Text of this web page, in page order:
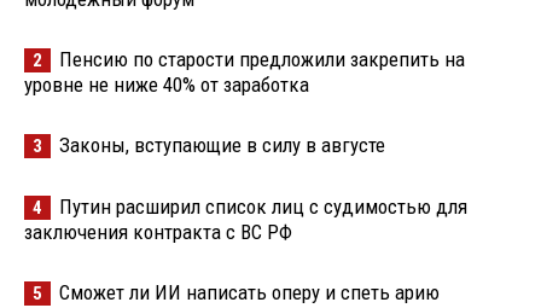
2
Пенсию по старости предложили закрепить на
уровне не ниже 40% от заработка
3 Законы, вступающие в силу в августе
4
Путин расширил список лиц с судимостью для
заключения контракта с ВС РФ
5 Сможет ли ИИ написать оперу и спеть арию